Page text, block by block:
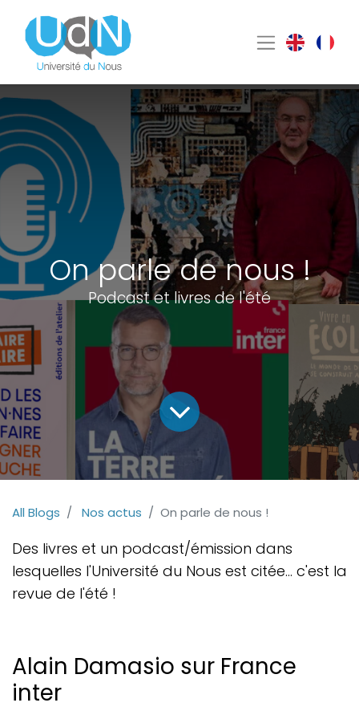
On parle de nous !
Podcast et livres de l'été
All Blogs Nos actus On parle de nous !
Des livres et un podcast/émission dans
lesquelles l'Université du Nous est citée... c'est la
revue de l'été !
Alain Damasio sur France
inter